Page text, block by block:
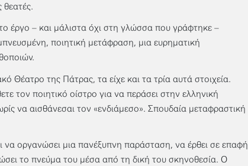
θεατές.
έργο – και μάλιστα όχι στη γλώσσα που γράφτηκε –
ποιητική μετάφραση, μια ευρηματική
Θέατρο της Πάτρας, τα είχε και τα τρία αυτά στοιχεία.
τον ποιητικό οίστρο για να περάσει στην ελληνική
να αισθάνεσαι τον «ενδιάμεσο». Σπουδαία μεταφραστική
να οργανώσει μια πανέξυπνη παράσταση, να έρθει σε επαφή
το πνεύμα του μέσα από τη δική του σκηνοθεσία. Ο